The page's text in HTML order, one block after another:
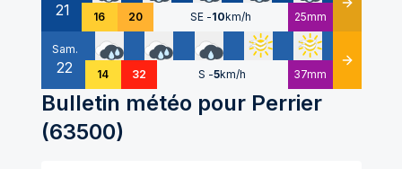
21 16 20 SE -10km/h 25mm Détails
Sam.
22 14 32 S -5km/h 37mm Détails
Bulletin météo pour Perrier
(63500)